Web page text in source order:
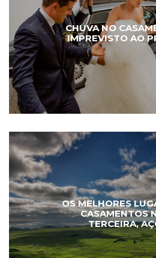
CHUVA NO
IMPREVISTO AO
OS MELHORES
CASAMENTOS
TERCEIRA,